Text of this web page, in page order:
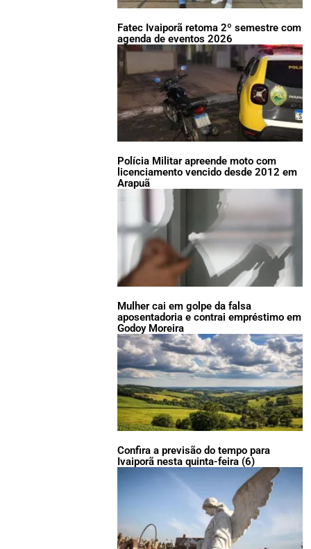
Fatec Ivaiporã retoma 2º semestre com
agenda de eventos 2026
Polícia Militar apreende moto com
licenciamento vencido desde 2012 em
Arapuã
Mulher cai em golpe da falsa
aposentadoria e contrai empréstimo em
Godoy Moreira
Confira a previsão do tempo para
Ivaiporã nesta quinta-feira (6)